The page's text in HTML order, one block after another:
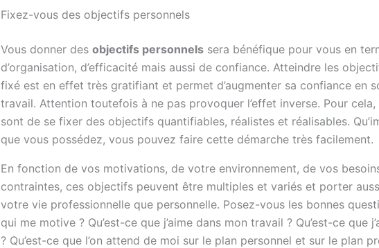
Fixez-vous des objectifs personnels
Vous donner des objectifs personnels sera bénéfique pour vous en
d’organisation, d’efficacité mais aussi de confiance. Atteindre les
fixé est en effet très gratifiant et permet d’augmenter sa confiance en
travail. Attention toutefois à ne pas provoquer l’effet inverse. Pour cela,
sont de se fixer des objectifs quantifiables, réalistes et réalisables.
que vous possédez, vous pouvez faire cette démarche très facilement.
En fonction de vos motivations, de votre environnement, de vos
contraintes, ces objectifs peuvent être multiples et variés et porter
votre vie professionnelle que personnelle. Posez-vous les bonnes
qui me motive ? Qu’est-ce que j’aime dans mon travail ? Qu’est-ce que
? Qu’est-ce que l’on attend de moi sur le plan personnel et sur le plan